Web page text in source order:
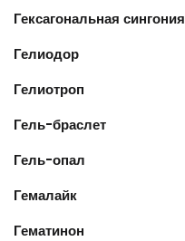
Гексагональная сингония
Гелиодор
Гелиотроп
Гель-браслет
Гель-опал
Гемалайк
Гематинон